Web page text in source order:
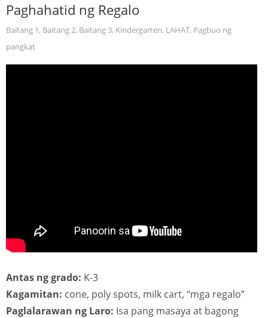
Paghahatid ng Regalo
Baitang 1, Baitang 2, Baitang 3, Kindergarten, LAHAT, Pagbuo ng
pangkat
Antas ng grado: K-3
Kagamitan: cone, poly spots, milk cart, “mga regalo”
Paglalarawan ng Laro: Isa pang masaya at bagong